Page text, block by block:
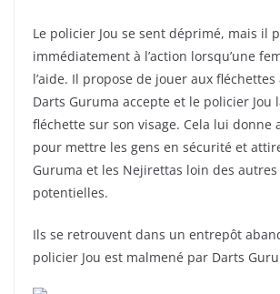
Le policier Jou se sent déprimé, mais il
immédiatement à l’action lorsqu’une
l’aide. Il propose de jouer aux fléchettes
Darts Guruma accepte et le policier Jou
fléchette sur son visage. Cela lui donne
pour mettre les gens en sécurité et
Guruma et les Nejirettas loin des
potentielles.
Ils se retrouvent dans un entrepôt
policier Jou est malmené par Darts